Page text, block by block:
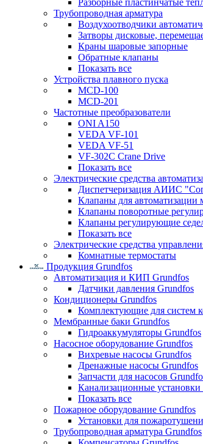
Разборные пластинчатые
Трубопроводная арматура
Воздухоотводчики
Затворы дисковые,
Краны шаровые запорные
Обратные клапаны
Показать все
Устройства плавного пуска
MCD-100
MCD-201
Частотные преобразователи
ONI A150
VEDA VF-101
VEDA VF-51
VF-302C Crane Drive
Показать все
Электрические средства
Диспетчеризация АИИС
Клапаны для автоматизации
Клапаны поворотные
Клапаны регулирующие
Показать все
Электрические средства
Комнатные термостаты
Продукция Grundfos
Автоматизация и КИП Grundfos
Датчики давления Grundfos
Кондиционеры Grundfos
Комплектующие для систем
Мембранные баки Grundfos
Гидроаккумуляторы Grundfos
Насосное оборудование Grundfos
Вихревые насосы Grundfos
Дренажные насосы Grundfos
Запчасти для насосов
Канализационные установки
Показать все
Пожарное оборудование Grundfos
Установки для
Трубопроводная арматура Grundfos